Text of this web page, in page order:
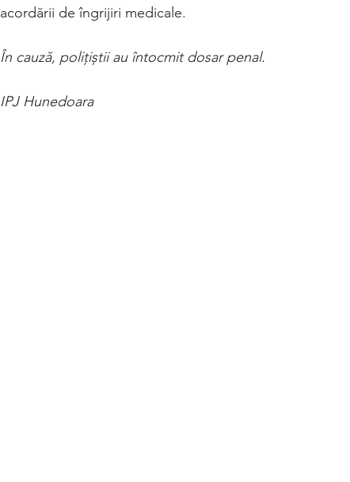
acordării de îngrijiri medicale.
În cauză, poliţiştii au întocmit dosar penal.
IPJ Hunedoara